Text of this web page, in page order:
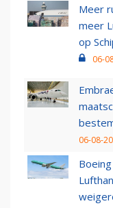
Meer
meer
op
06-
06-08-